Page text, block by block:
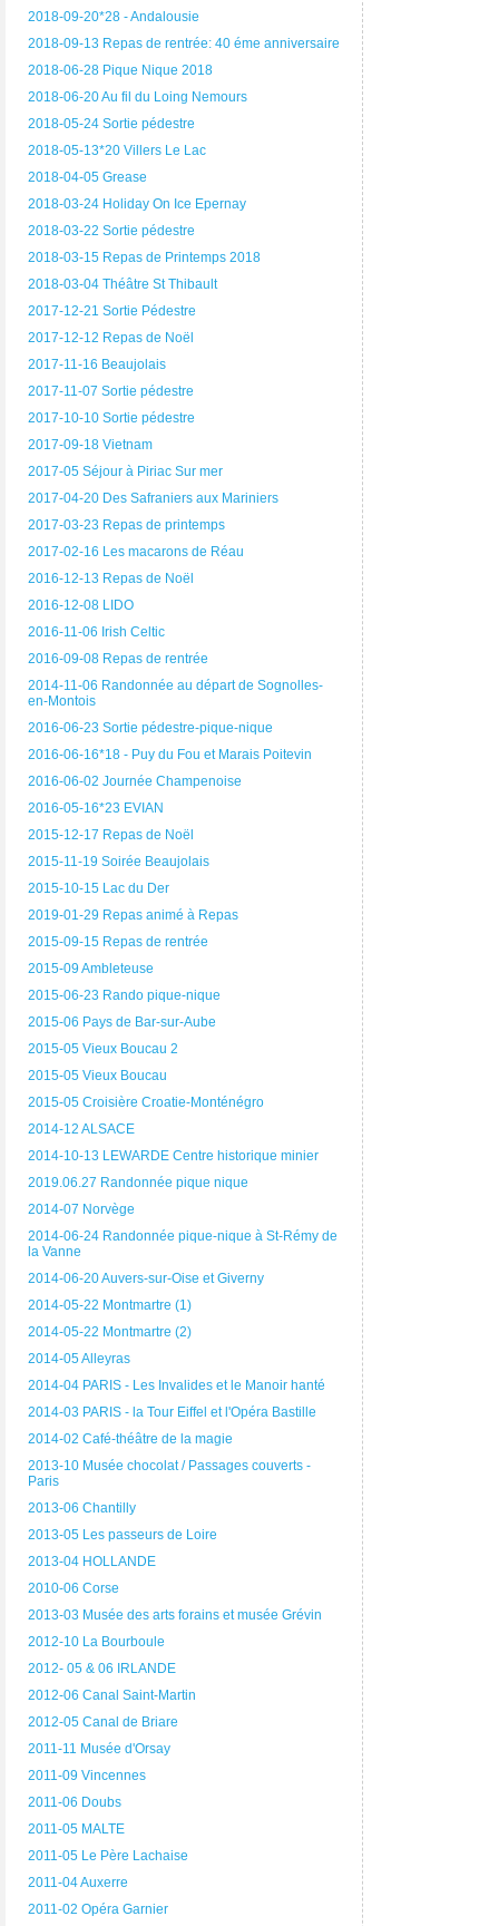
2018-09-20*28 - Andalousie
2018-09-13 Repas de rentrée: 40 éme anniversaire
2018-06-28 Pique Nique 2018
2018-06-20 Au fil du Loing Nemours
2018-05-24 Sortie pédestre
2018-05-13*20 Villers Le Lac
2018-04-05 Grease
2018-03-24 Holiday On Ice Epernay
2018-03-22 Sortie pédestre
2018-03-15 Repas de Printemps 2018
2018-03-04 Théâtre St Thibault
2017-12-21 Sortie Pédestre
2017-12-12 Repas de Noël
2017-11-16 Beaujolais
2017-11-07 Sortie pédestre
2017-10-10 Sortie pédestre
2017-09-18 Vietnam
2017-05 Séjour à Piriac Sur mer
2017-04-20 Des Safraniers aux Mariniers
2017-03-23 Repas de printemps
2017-02-16 Les macarons de Réau
2016-12-13 Repas de Noël
2016-12-08 LIDO
2016-11-06 Irish Celtic
2016-09-08 Repas de rentrée
2014-11-06 Randonnée au départ de Sognolles-
en-Montois
2016-06-23 Sortie pédestre-pique-nique
2016-06-16*18 - Puy du Fou et Marais Poitevin
2016-06-02 Journée Champenoise
2016-05-16*23 EVIAN
2015-12-17 Repas de Noël
2015-11-19 Soirée Beaujolais
2015-10-15 Lac du Der
2019-01-29 Repas animé à Repas
2015-09-15 Repas de rentrée
2015-09 Ambleteuse
2015-06-23 Rando pique-nique
2015-06 Pays de Bar-sur-Aube
2015-05 Vieux Boucau 2
2015-05 Vieux Boucau
2015-05 Croisière Croatie-Monténégro
2014-12 ALSACE
2014-10-13 LEWARDE Centre historique minier
2019.06.27 Randonnée pique nique
2014-07 Norvège
2014-06-24 Randonnée pique-nique à St-Rémy de
la Vanne
2014-06-20 Auvers-sur-Oise et Giverny
2014-05-22 Montmartre (1)
2014-05-22 Montmartre (2)
2014-05 Alleyras
2014-04 PARIS - Les Invalides et le Manoir hanté
2014-03 PARIS - la Tour Eiffel et l'Opéra Bastille
2014-02 Café-théâtre de la magie
2013-10 Musée chocolat / Passages couverts -
Paris
2013-06 Chantilly
2013-05 Les passeurs de Loire
2013-04 HOLLANDE
2010-06 Corse
2013-03 Musée des arts forains et musée Grévin
2012-10 La Bourboule
2012- 05 & 06 IRLANDE
2012-06 Canal Saint-Martin
2012-05 Canal de Briare
2011-11 Musée d'Orsay
2011-09 Vincennes
2011-06 Doubs
2011-05 MALTE
2011-05 Le Père Lachaise
2011-04 Auxerre
2011-02 Opéra Garnier